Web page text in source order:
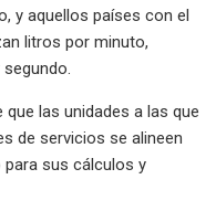
y aquellos países con el
litros por minuto,
las unidades a las que
de servicios se alineen
sus cálculos y